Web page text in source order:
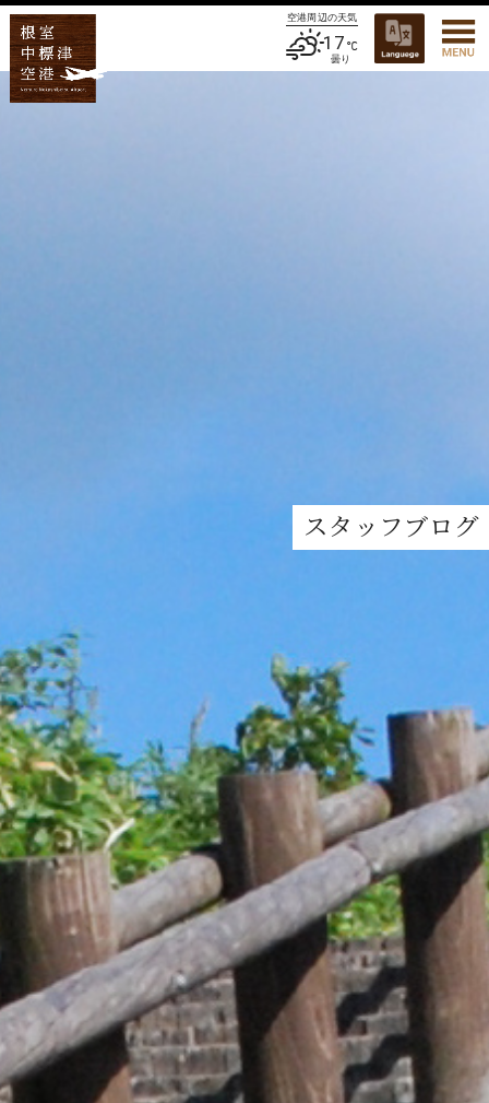
空港周辺の天気
17
曇り
スタッフブログ